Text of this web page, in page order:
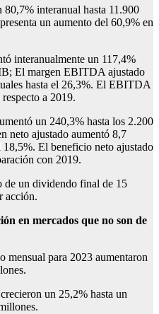
interanual hasta 11.900
un aumento del 60,9% en
interanualmente un 117,4%
El margen EBITDA ajustado
hasta el 26,3%. El EBITDA
a 2019.
un 240,3% hasta los 2.200
neto ajustado aumentó 8,7
18,5%. El beneficio neto ajustado
con 2019.
de un dividendo final de 15
acción.
en mercados que no son de
mensual para 2023 aumentaron
un 25,2% hasta un